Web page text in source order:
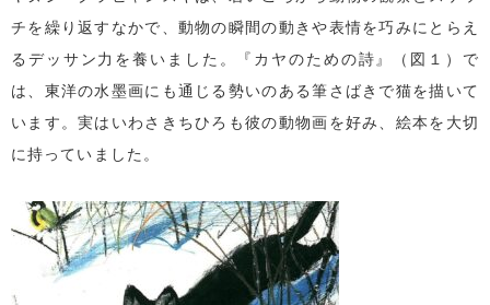
チを繰り返すなかで、動物の瞬間の動きや表情を巧みにとらえ
るデッサン力を養いました。『カヤのための詩』（図１）で
は、東洋の水墨画にも通じる勢いのある筆さばきで猫を描いて
います。実はいわさきちひろも彼の動物画を好み、絵本を大切
に持っていました。